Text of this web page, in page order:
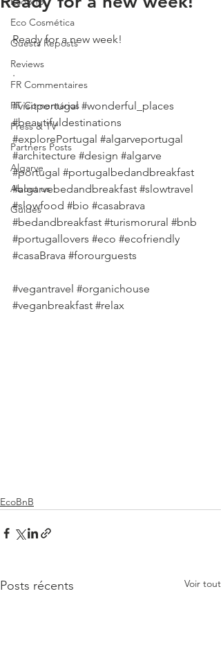
Eco Cosmética
Guests Reposts
Reviews
FR Commentaires
PT Comentários
Press & TV
Partners Posts
Algarve
About us
Guides
Ready for a new week!
.
#visitportugal #wonderful_places
#beautifuldestinations
#explorePortugal #algarveportugal
#architecture #design #algarve
#portugal #portugalbedandbreakfast
#algarvebedandbreakfast #slowtravel
#slowfood #bio #casabrava
#bedandbreakfast #turismorural #bnb
#portugallovers #eco #ecofriendly
#casaBrava #forourguests
#vegantravel #organichouse
#veganbreakfast #relax
EcoBnB
Posts récents Voir tout